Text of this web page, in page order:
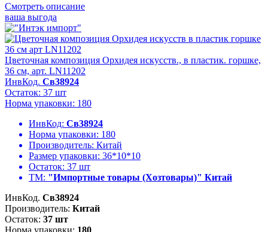
Смотреть описание
ваша выгода
Цветочная композиция Орхидея искусств., в пластик. горшке,
36 см, арт. LN11202
ИнвКод. Св38924
Остаток: 37 шт
Норма упаковки: 180
ИнвКод: Св38924
Норма упаковки: 180
Производитель: Китай
Размер упаковки: 36*10*10
Остаток: 37 шт
ТМ: "Импортные товары (Хозтовары)" Китай
ИнвКод. Св38924
Производитель: Китай
Остаток: 37 шт
Норма упаковки: 180